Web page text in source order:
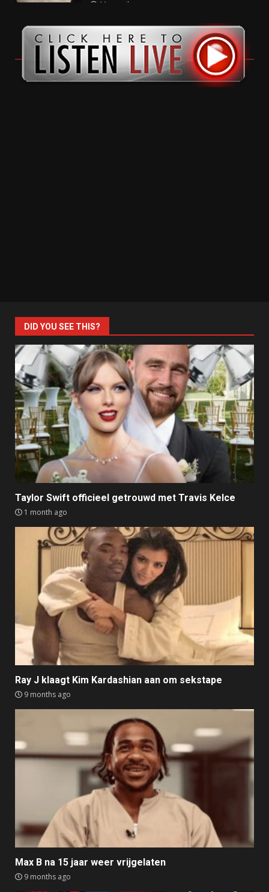
11 months ago
DID YOU SEE THIS?
Taylor Swift officieel getrouwd met Travis Kelce
1 month ago
Ray J klaagt Kim Kardashian aan om sekstape
9 months ago
Max B na 15 jaar weer vrijgelaten
9 months ago